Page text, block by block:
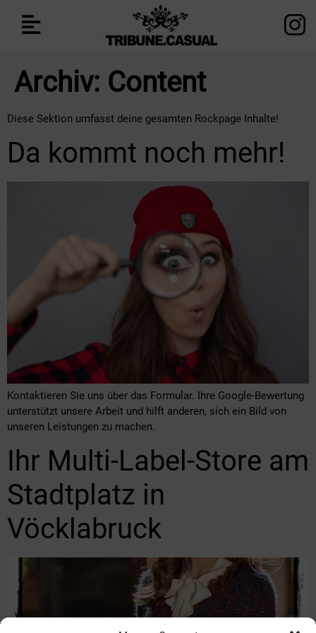
Archiv: Content
Diese Sektion umfasst deine gesamten Rockpage Inhalte!
Da kommt noch mehr!
Kontaktieren Sie uns über das Formular. Ihre Google-Bewertung
unterstützt unsere Arbeit und hilft anderen, sich ein Bild von
unseren Leistungen zu machen.
Ihr Multi-Label-Store am
Stadtplatz in
Vöcklabruck